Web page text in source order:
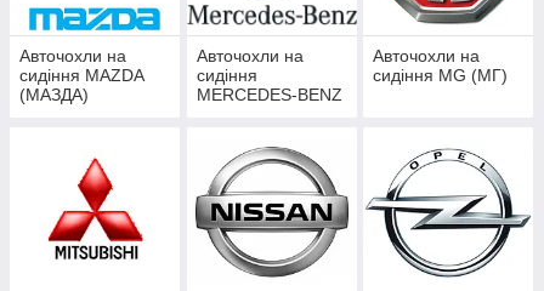
Авточохли на
сидіння MAZDA
(МАЗДА)
Авточохли на
сидіння
MERCEDES-BENZ
Авточохли на
сидіння MG (МГ)